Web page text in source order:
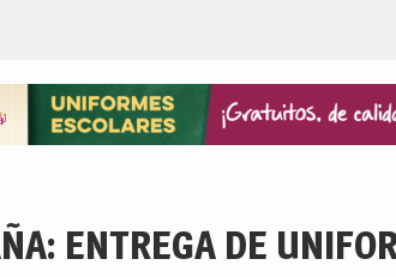
ENTREGA DE